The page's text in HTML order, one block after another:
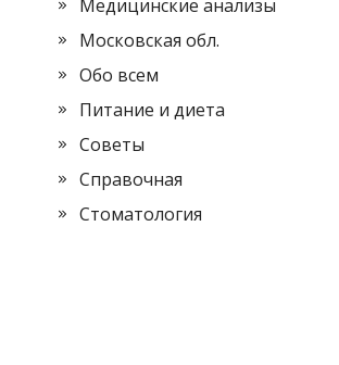
Медицинские анализы
Московская обл.
Обо всем
Питание и диета
Советы
Справочная
Стоматология